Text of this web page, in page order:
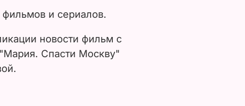
и сериалов.
новости фильм с
Спасти Москву"